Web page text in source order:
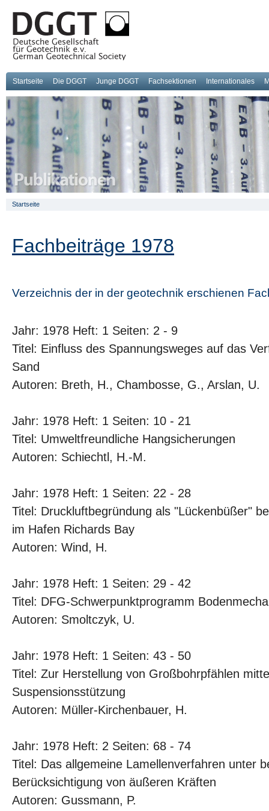
Startseite Die DGGT Junge DGGT Fachsektionen Internationales
Startseite
Fachbeiträge 1978
Verzeichnis der in der geotechnik erschienen
Jahr: 1978 Heft: 1 Seiten: 2 - 9
Titel: Einfluss des Spannungsweges auf das
Sand
Autoren: Breth, H., Chambosse, G., Arslan, U.
Jahr: 1978 Heft: 1 Seiten: 10 - 21
Titel: Umweltfreundliche Hangsicherungen
Autoren: Schiechtl, H.-M.
Jahr: 1978 Heft: 1 Seiten: 22 - 28
Titel: Druckluftbegründung als "Lückenbüßer"
im Hafen Richards Bay
Autoren: Wind, H.
Jahr: 1978 Heft: 1 Seiten: 29 - 42
Titel: DFG-Schwerpunktprogramm
Autoren: Smoltczyk, U.
Jahr: 1978 Heft: 1 Seiten: 43 - 50
Titel: Zur Herstellung von Großbohrpfählen
Suspensionsstützung
Autoren: Müller-Kirchenbauer, H.
Jahr: 1978 Heft: 2 Seiten: 68 - 74
Titel: Das allgemeine Lamellenverfahren unter
Berücksichtigung von äußeren Kräften
Autoren: Gussmann, P.